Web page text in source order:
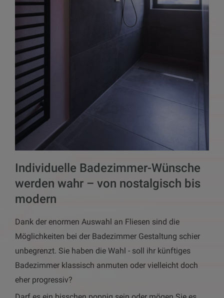
Individuelle Badezimmer-Wünsche
werden wahr – von nostalgisch bis
modern
Dank der enormen Auswahl an Fliesen sind die
Möglichkeiten bei der Badezimmer Gestaltung schier
unbegrenzt. Sie haben die Wahl - soll ihr künftiges
Badezimmer klassisch anmuten oder vielleicht doch
eher progressiv?